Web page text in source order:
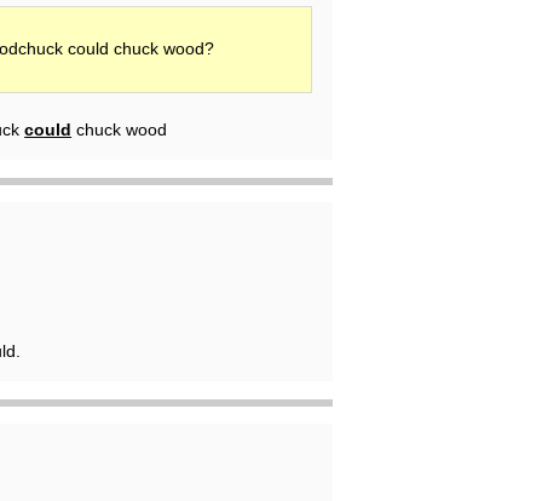
could chuck wood?
could chuck wood